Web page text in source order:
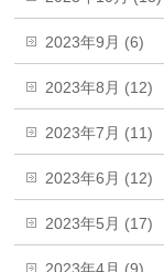
2023年9月 (6)
2023年8月 (12)
2023年7月 (11)
2023年6月 (12)
2023年5月 (17)